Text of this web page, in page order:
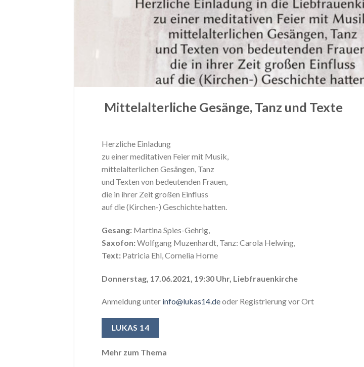
Mittelalterliche Gesänge, Tanz und Texte
Herzliche Einladung
zu einer meditativen Feier mit Musik,
mittelalterlichen Gesängen, Tanz
und Texten von bedeutenden Frauen,
die in ihrer Zeit großen Einfluss
auf die (Kirchen-) Geschichte hatten.
Gesang: Martina Spies-Gehrig,
Saxofon:Wolfgang Muzenhardt, Tanz: Carola Helwing,
Text: Patricia Ehl, Cornelia Horne
Donnerstag, 17.06.2021, 19:30 Uhr, Liebfrauenkirche
Anmeldung unter info@lukas14.deoder Registrierung vor Ort
LUKAS 14
Mehr zum Thema